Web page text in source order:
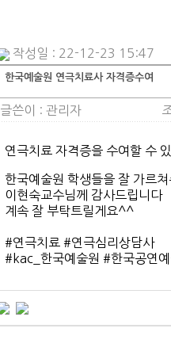
작성일 : 22-12-23 15:47
한국예술원 연극치료사 자격증수여
글쓴이 : 관리자
연극치료 자격증을 수여할 수
한국예술원 학생들을 잘 가르
이현숙교수님께 감사드립니다
계속 잘 부탁트릴게요^^
#연극치료 #연극심리상담사
#kac_한국예술원 #한국공연